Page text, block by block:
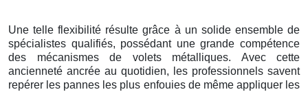
Une telle flexibilité résulte grâce à un solide ensemble de
spécialistes qualifiés, possédant une grande compétence
des mécanismes de volets métalliques. Avec cette
ancienneté ancrée au quotidien, les professionnels savent
repérer les pannes les plus enfouies de même appliquer les